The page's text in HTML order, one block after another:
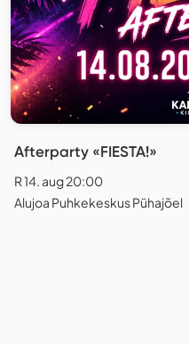
Afterparty «FIESTA!»
R 14. aug 20:00
Alujoa Puhkekeskus Pühajõel